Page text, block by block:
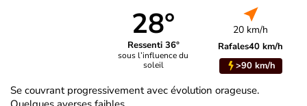
28°
Ressenti 36°
sous l’influence du
soleil
20 km/h
Rafales40 km/h
>90 km/h
Se couvrant progressivement avec évolution orageuse.